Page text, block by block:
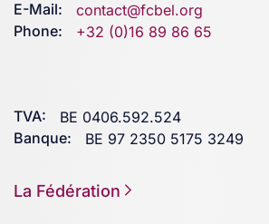
E-Mail:
contact@fcbel.org
Phone:
+32 (0)16 89 86 65
TVA:
BE 0406.592.524
Banque:
BE 97 2350 5175 3249
La Fédération